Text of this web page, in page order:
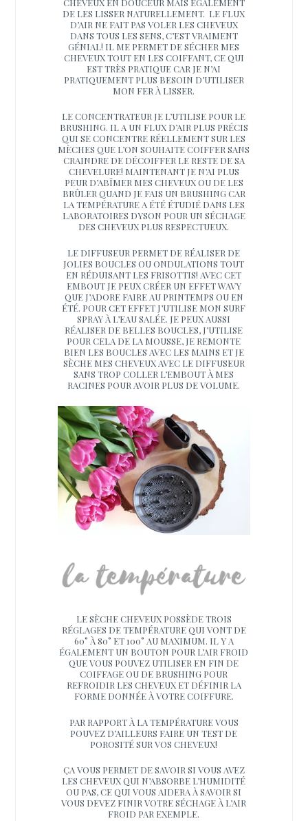
DE LES LISSER NATURELLEMENT. LE FLUX
D’AIR NE FAIT PAS VOLER LES CHEVEUX
DANS TOUS LES SENS, C’EST VRAIMENT
GÉNIAL! IL ME PERMET DE SÉCHER MES
CHEVEUX TOUT EN LES COIFFANT, CE QUI
EST TRÈS PRATIQUE CAR JE N’AI
PRATIQUEMENT PLUS BESOIN D’UTILISER
MON FER À LISSER.
LE CONCENTRATEUR JE L’UTILISE POUR LE
BRUSHING. IL A UN FLUX D’AIR PLUS PRÉCIS
QUI SE CONCENTRE RÉELLEMENT SUR LES
MÈCHES QUE L’ON SOUHAITE COIFFER SANS
CRAINDRE DE DÉCOIFFER LE RESTE DE SA
CHEVELURE! MAINTENANT JE N’AI PLUS
PEUR D’ABÎMER MES CHEVEUX OU DE LES
BRÛLER QUAND JE FAIS UN BRUSHING CAR
LA TEMPÉRATURE A ÉTÉ ÉTUDIÉ DANS LES
LABORATOIRES DYSON POUR UN SÉCHAGE
DES CHEVEUX PLUS RESPECTUEUX.
LE DIFFUSEUR PERMET DE RÉALISER DE
JOLIES BOUCLES OU ONDULATIONS TOUT
EN RÉDUISANT LES FRISOTTIS! AVEC CET
EMBOUT JE PEUX CRÉER UN EFFET WAVY
QUE J’ADORE FAIRE AU PRINTEMPS OU EN
ÉTÉ. POUR CET EFFET J’UTILISE MON SURF
SPRAY À L’EAU SALÉE. JE PEUX AUSSI
RÉALISER DE BELLES BOUCLES, J’UTILISE
POUR CELA DE LA MOUSSE, JE REMONTE
BIEN LES BOUCLES AVEC LES MAINS ET JE
SÈCHE MES CHEVEUX AVEC LE DIFFUSEUR
SANS TROP COLLER L’EMBOUT À MES
RACINES POUR AVOIR PLUS DE VOLUME.
LE SÈCHE CHEVEUX POSSÈDE TROIS
RÉGLAGES DE TEMPÉRATURE QUI VONT DE
60° À 80° ET 100° AU MAXIMUM. IL Y A
ÉGALEMENT UN BOUTON POUR L’AIR FROID
QUE VOUS POUVEZ UTILISER EN FIN DE
COIFFAGE OU DE BRUSHING POUR
REFROIDIR LES CHEVEUX ET DÉFINIR LA
FORME DONNÉE À VOTRE COIFFURE.
PAR RAPPORT À LA TEMPÉRATURE VOUS
POUVEZ D’AILLEURS FAIRE UN TEST DE
POROSITÉ SUR VOS CHEVEUX!
ÇA VOUS PERMET DE SAVOIR SI VOUS AVEZ
LES CHEVEUX QUI N’ABSORBE L’HUMIDITÉ
OU PAS, CE QUI VOUS AIDERA À SAVOIR SI
VOUS DEVEZ FINIR VOTRE SÉCHAGE À L’AIR
FROID PAR EXEMPLE.